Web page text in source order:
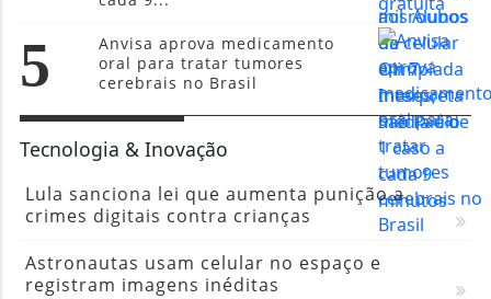
5
Anvisa aprova medicamento
oral para tratar tumores
cerebrais no Brasil
Tecnologia & Inovação
Lula sanciona lei que aumenta punição a
crimes digitais contra crianças
Astronautas usam celular no espaço e
registram imagens inéditas